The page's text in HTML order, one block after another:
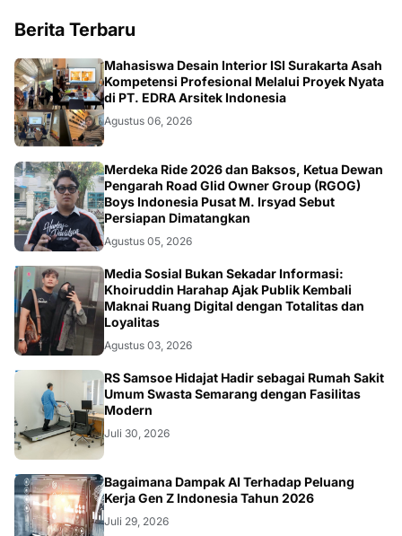
Berita Terbaru
NASIONAL
Mahasiswa Desain Interior ISI Surakarta Asah
Kompetensi Profesional Melalui Proyek Nyata
di PT. EDRA Arsitek Indonesia
Agustus 06, 2026
NASIONAL
Merdeka Ride 2026 dan Baksos, Ketua Dewan
Pengarah Road Glid Owner Group (RGOG)
Boys Indonesia Pusat M. Irsyad Sebut
Persiapan Dimatangkan
Agustus 05, 2026
OPINI
Media Sosial Bukan Sekadar Informasi:
Khoiruddin Harahap Ajak Publik Kembali
Maknai Ruang Digital dengan Totalitas dan
Loyalitas
Agustus 03, 2026
KESEHATAN
RS Samsoe Hidajat Hadir sebagai Rumah Sakit
Umum Swasta Semarang dengan Fasilitas
Modern
Juli 30, 2026
TEKNOLOGI
Bagaimana Dampak AI Terhadap Peluang
Kerja Gen Z Indonesia Tahun 2026
Juli 29, 2026